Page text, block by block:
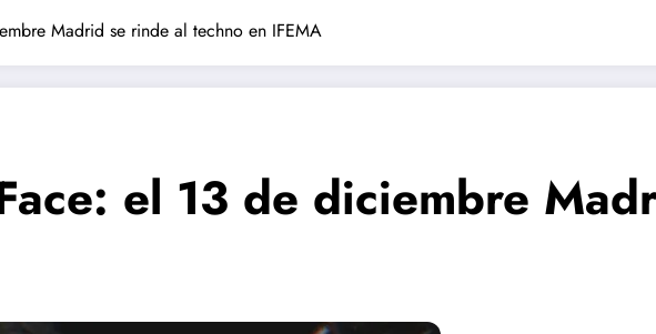
Madrid se rinde al techno en IFEMA
el 13 de diciembre